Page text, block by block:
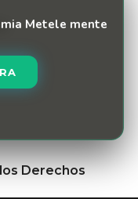
Derechos
Metele mente